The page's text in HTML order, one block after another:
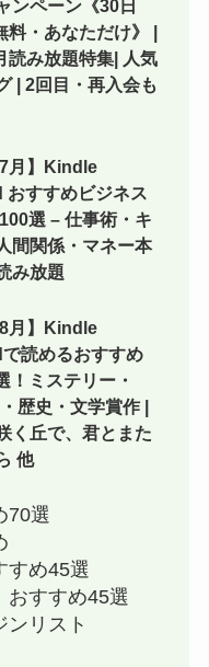
ンペーン《30日
料・あなただけ》 |
読み放題特集| 人気
| 2回目・再入会も
7月】Kindle
すすめビジネス
選 – 仕事術・キ
間関係・マネー本
み放題
8月】Kindle
読めるおすすめ
！ミステリー・
歴史・文学賞作 |
く丘で、君とまた
他
70選
すめ45選
おすすめ45選
ンリスト